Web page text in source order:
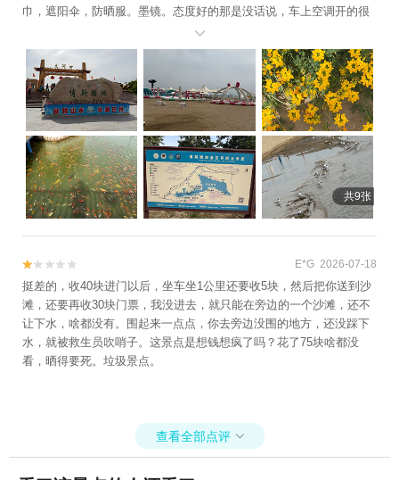
巾，遮阳伞，防晒服。墨镜。态度好的那是没话说，车上空调开的很
足很凉快，车上也干净没有异味。没有推销，只是介绍我想游玩的项
目的景区的拍照打卡点位，这点点个大大的赞！下次来希望还有机会
能被黄师傅接待。

共9张

 E*G 2026-07-18
挺差的，收40块进门以后，坐车坐1公里还要收5块，然后把你送到沙
滩，还要再收30块门票，我没进去，就只能在旁边的一个沙滩，还不
让下水，啥都没有。围起来一点点，你去旁边没围的地方，还没踩下
水，就被救生员吹哨子。这景点是想钱想疯了吗？花了75块啥都没
看，晒得要死。垃圾景点。
查看全部点评 